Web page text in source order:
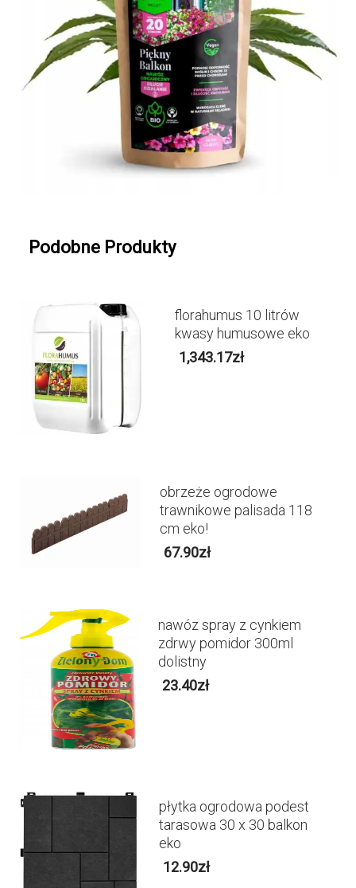
Podobne Produkty
florahumus 10 litrów
kwasy humusowe eko
1,343.17zł
obrzeże ogrodowe
trawnikowe palisada 118
cm eko!
67.90zł
nawóz spray z cynkiem
zdrwy pomidor 300ml
dolistny
23.40zł
płytka ogrodowa podest
tarasowa 30 x 30 balkon
eko
12.90zł